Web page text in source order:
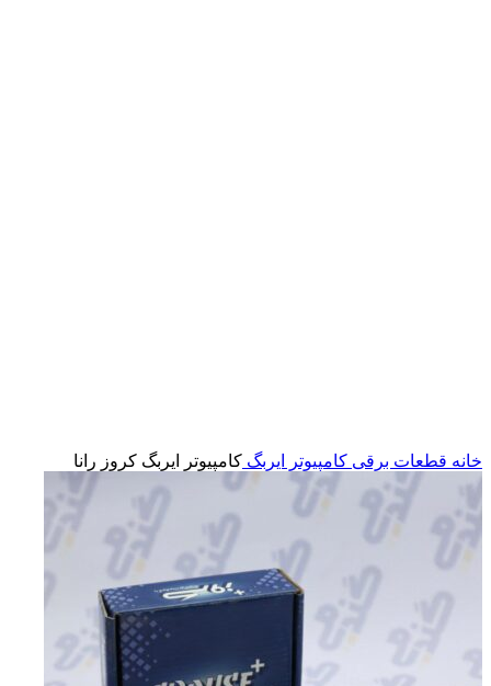
خانه قطعات برقی کامپیوتر ایربگ کامپیوتر ایربگ کروز رانا